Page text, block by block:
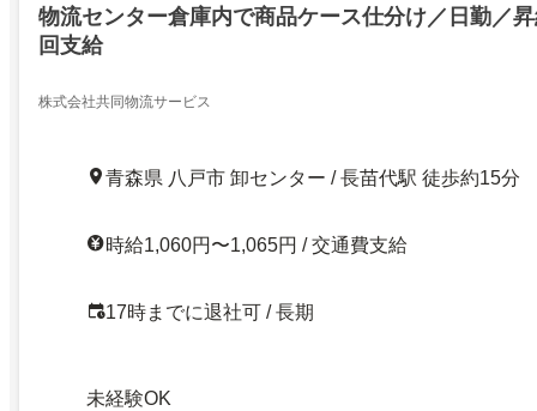
物流センター倉庫内で商品ケース仕分け／日勤／
回支給
株式会社共同物流サービス
青森県 八戸市 卸センター / 長苗代駅 徒歩約15分
時給1,060円〜1,065円 / 交通費支給
17時までに退社可 / 長期
未経験OK